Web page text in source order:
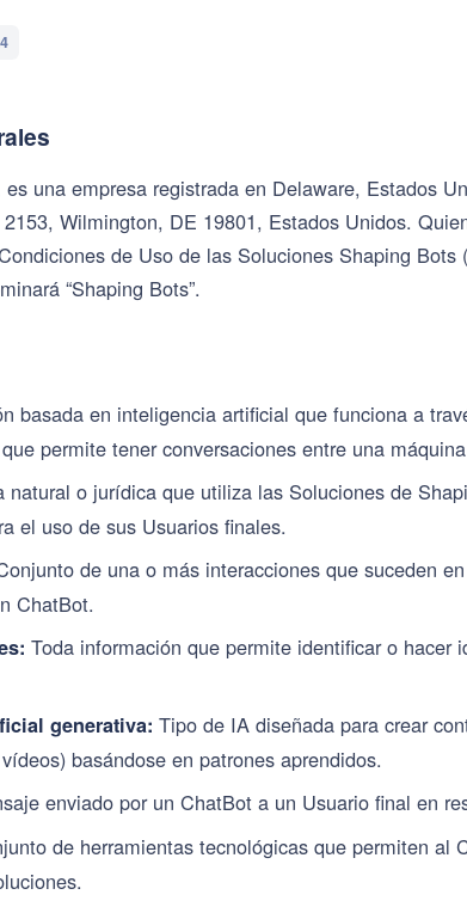
una empresa registrada en Delaware, Estados
Wilmington, DE 19801, Estados Unidos.
de Uso de las Soluciones Shaping Bots
“Shaping Bots”.
basada en inteligencia artificial que funciona a
permite tener conversaciones entre una
natural o jurídica que utiliza las Soluciones de
el uso de sus Usuarios finales.
de una o más interacciones que suceden
ChatBot.
Toda información que permite identificar o hacer
generativa: Tipo de IA diseñada para crear
basándose en patrones aprendidos.
enviado por un ChatBot a un Usuario final en
de herramientas tecnológicas que permiten al